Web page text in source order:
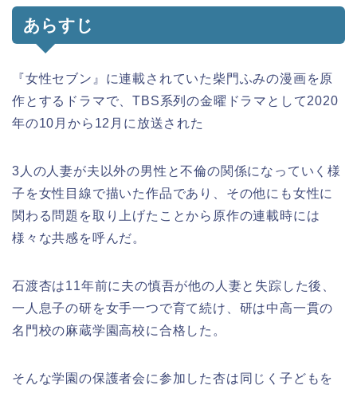
あらすじ
『女性セブン』に連載されていた柴門ふみの漫画を原
作とするドラマで、TBS系列の金曜ドラマとして2020
年の10月から12月に放送された
3人の人妻が夫以外の男性と不倫の関係になっていく様
子を女性目線で描いた作品であり、その他にも女性に
関わる問題を取り上げたことから原作の連載時には
様々な共感を呼んだ。
石渡杏は11年前に夫の慎吾が他の人妻と失踪した後、
一人息子の研を女手一つで育て続け、研は中高一貫の
名門校の麻蔵学園高校に合格した。
そんな学園の保護者会に参加した杏は同じく子どもを